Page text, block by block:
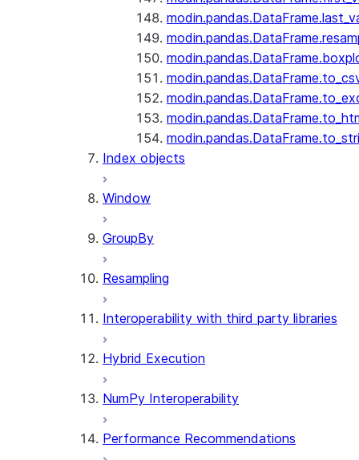
Index objects
Window
GroupBy
Resampling
Interoperability with third party libraries
Hybrid Execution
NumPy Interoperability
Performance Recommendations